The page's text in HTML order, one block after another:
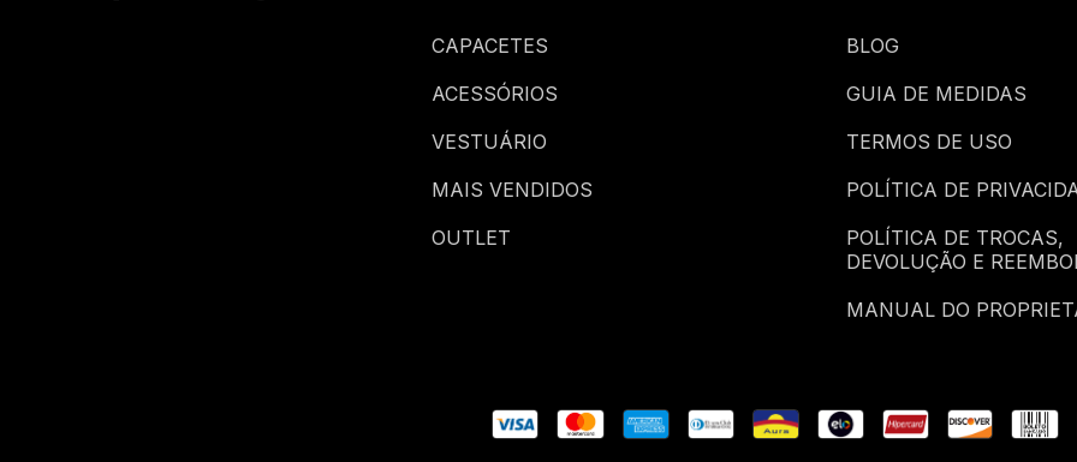
CAPACETES
ACESSÓRIOS
VESTUÁRIO
MAIS VENDIDOS
OUTLET
BLOG
GUIA DE MEDIDAS
TERMOS DE USO
POLÍTICA DE
POLÍTICA DE TROCAS,
DEVOLUÇÃO E
MANUAL DO